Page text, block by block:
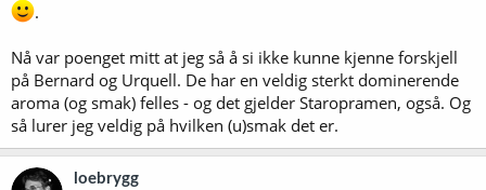
.
Nå var poenget mitt at jeg så å si ikke kunne kjenne forskjell
på Bernard og Urquell. De har en veldig sterkt dominerende
aroma (og smak) felles - og det gjelder Staropramen, også. Og
så lurer jeg veldig på hvilken (u)smak det er.
loebrygg